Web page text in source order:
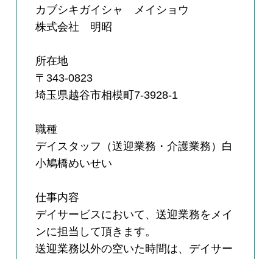
カブシキガイシャ メイショウ
株式会社 明昭
所在地
〒343-0823
埼玉県越谷市相模町7-3928-1
職種
デイスタッフ（送迎業務・介護業務）白
小鳩橋めいせい
仕事内容
デイサービスにおいて、送迎業務をメイ
ンに担当して頂きます。
送迎業務以外の空いた時間は、デイサー